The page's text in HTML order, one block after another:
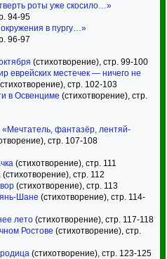
роты уже скосило…»
94-95
в пургу…»
96-97
(стихотворение), стр. 99-100
еврейских местечек — ничего не
стр. 102-103
в Освенциме (стихотворение), стр.
«Мечтатель, фантазёр, лентяй-
стр. 107-108
(стихотворение), стр. 111
(стихотворение), стр. 112
(стихотворение), стр. 113
Шане (стихотворение), стр. 114-
лето (стихотворение), стр. 117-118
Ростове (стихотворение), стр.
(стихотворение), стр. 123-125